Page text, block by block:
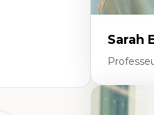
Sarah